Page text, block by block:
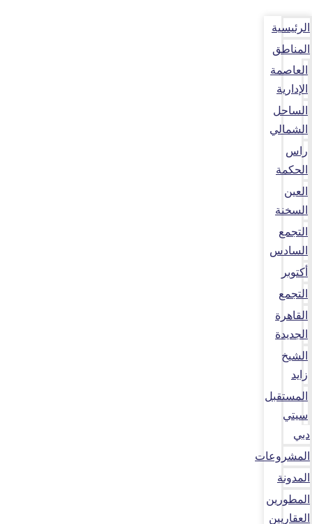
الرئيسية
المناطق
العاصمة
الإدارية
الساحل
الشمالي
راس
الحكمة
العين
السخنة
التجمع
السادس
أكتوبر
التجمع
القاهرة
الجديدة
الشيخ
زايد
المستقبل
سيتي
دبي
المشروعات
المدونة
المطورين
العقاريين